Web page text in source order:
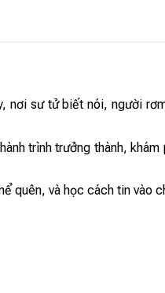
nơi sư tử biết nói, người
trình trưởng thành,
quên, và học cách tin vào